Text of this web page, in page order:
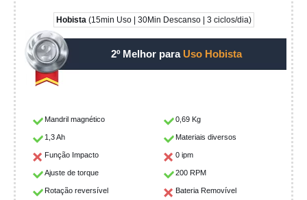
Hobista(15min Uso | 30Min Descanso | 3 ciclos/dia)
2º Melhor para Uso Hobista
Mandril magnético 0,69 Kg
1,3 Ah Materiais diversos
Função Impacto 0 ipm
Ajuste de torque 200 RPM
Rotação reversível Bateria Removível